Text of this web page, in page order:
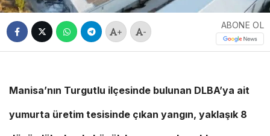
+ -
ABONE OL
Manisa’nın Turgutlu ilçesinde bulunan DLBA’ya ait
yumurta üretim tesisinde çıkan yangın, yaklaşık 8